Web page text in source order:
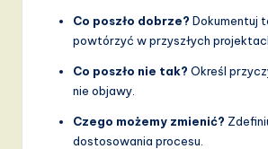
Co poszło dobrze? Dokumentuj
powtórzyć w przyszłych
Co poszło nie tak? Określ
nie objawy.
Czego możemy zmienić?
dostosowania procesu.